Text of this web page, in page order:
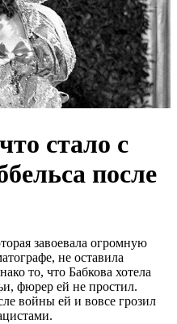
стало с
после
завоевала огромную
не оставила
то, что Бабкова хотела
фюрер ей не простил.
войны ей и вовсе грозил